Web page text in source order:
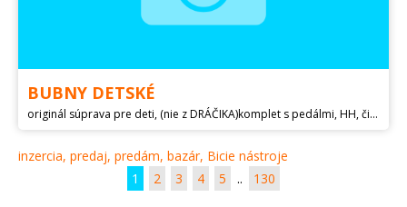
BUBNY DETSKÉ
originál súprava pre deti, (nie z DRÁČIKA)komplet s pedálmi, HH, činely. Stolička a paličky sú k tomu ZADARMO !!
inzercia, predaj, predám, bazár, Bicie nástroje
1
2 3 4 5 .. 130